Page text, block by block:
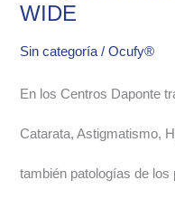
WIDE
Sin categoría /Ocufy®
En los Centros Daponte
Catarata, Astigmatismo,
también patologías de